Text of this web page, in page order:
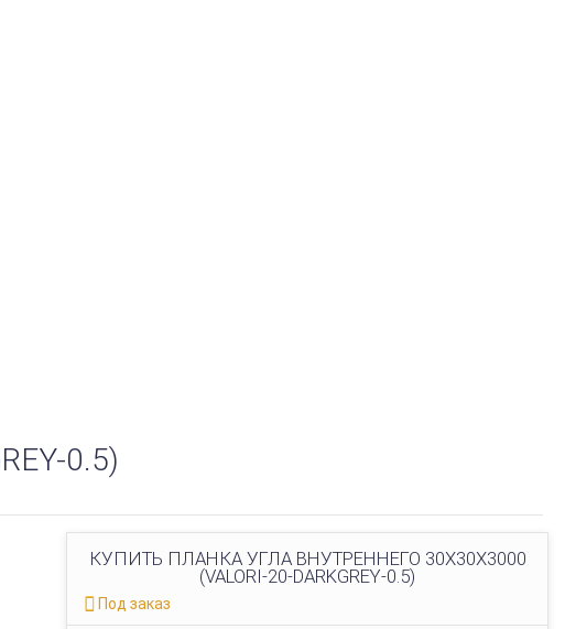
0.5)
КУПИТЬ ПЛАНКА УГЛА ВНУТРЕННЕГО 30Х30Х3000
(VALORI-20-DARKGREY-0.5)
Под заказ